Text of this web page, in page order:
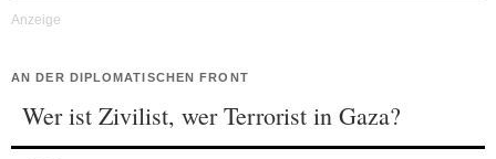
AN DER DIPLOMATISCHEN FRONT
Wer ist Zivilist, wer Terrorist in Gaza?